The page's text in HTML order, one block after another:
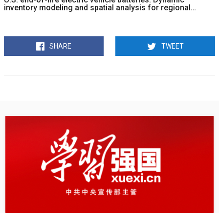
inventory modeling and spatial analysis for regional
SHARE TWEET